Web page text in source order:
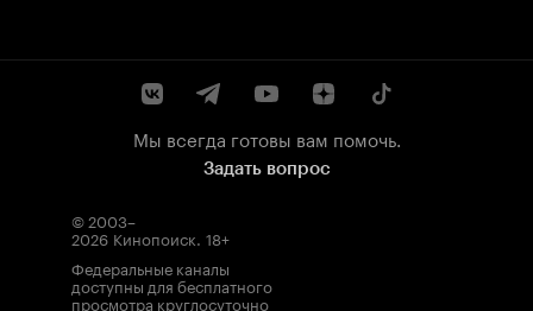
Мы всегда готовы вам помочь.
Задать вопрос
© 2003–
2026 Кинопоиск. 18+
Федеральные каналы
доступны для бесплатного
просмотра круглосуточно